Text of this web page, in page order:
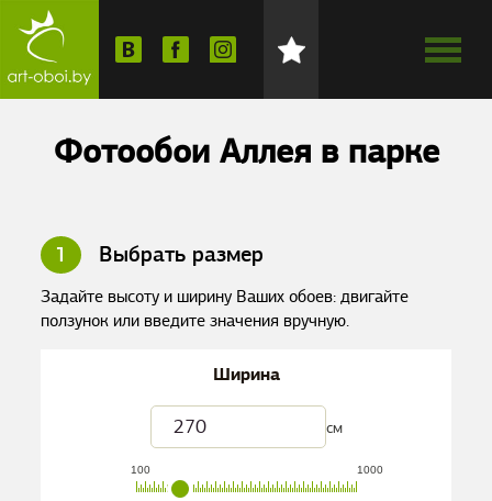
Фотообои Аллея в парке
1 Выбрать размер
Задайте высоту и ширину Ваших обоев: двигайте
ползунок или введите значения вручную.
Ширина
см
100 1000